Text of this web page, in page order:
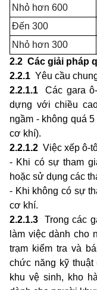
Nhỏ hơn 600
Đến 300
Nhỏ hơn 300
2.2 Các giải pháp
2.2.1 Yêu cầu
2.2.1.1 Các gara
dựng với chiều
ngầm - không quá
cơ khí).
2.2.1.2 Việc xếp ô-
- Khi có sự tham
hoặc sử dụng các
- Khi không có sự
cơ khí.
2.2.1.3 Trong các
làm việc dành cho
trạm kiểm tra và
chức năng kỹ thuật
khu vệ sinh, kho